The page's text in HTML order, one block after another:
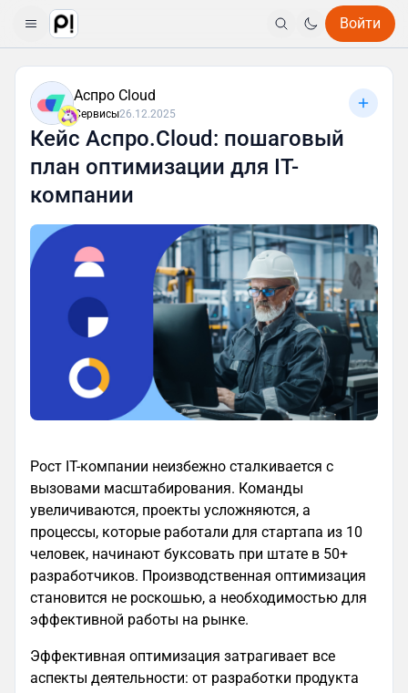
Войти
Аспро Cloud
Сервисы26.12.2025
Кейс Аспро.Cloud: пошаговый
план оптимизации для IT-
компании
Рост IT-компании неизбежно сталкивается с
вызовами масштабирования. Команды
увеличиваются, проекты усложняются, а
процессы, которые работали для стартапа из 10
человек, начинают буксовать при штате в 50+
разработчиков. Производственная оптимизация
становится не роскошью, а необходимостью для
эффективной работы на рынке.
Эффективная оптимизация затрагивает все
аспекты деятельности: от разработки продукта